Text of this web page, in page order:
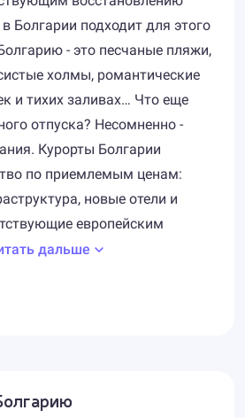
Болгарии подходит для этого
- это песчаные пляжи,
холмы, романтические
и тихих заливах… Что еще
отпуска? Несомненно -
Курорты Болгарии
по приемлемым ценам:
новые отели и
европейским
Сапарева-Баня
дальше